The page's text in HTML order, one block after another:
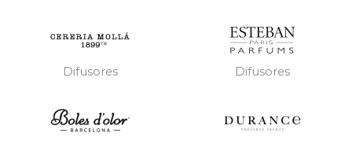
Difusores Difusores